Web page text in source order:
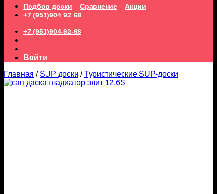
Подбор доски Сравнение
Акции
+7 (951)904-92-68
+7 (951)904-92-68
Войти
Главная / SUP доски / Туристические SUP-доски